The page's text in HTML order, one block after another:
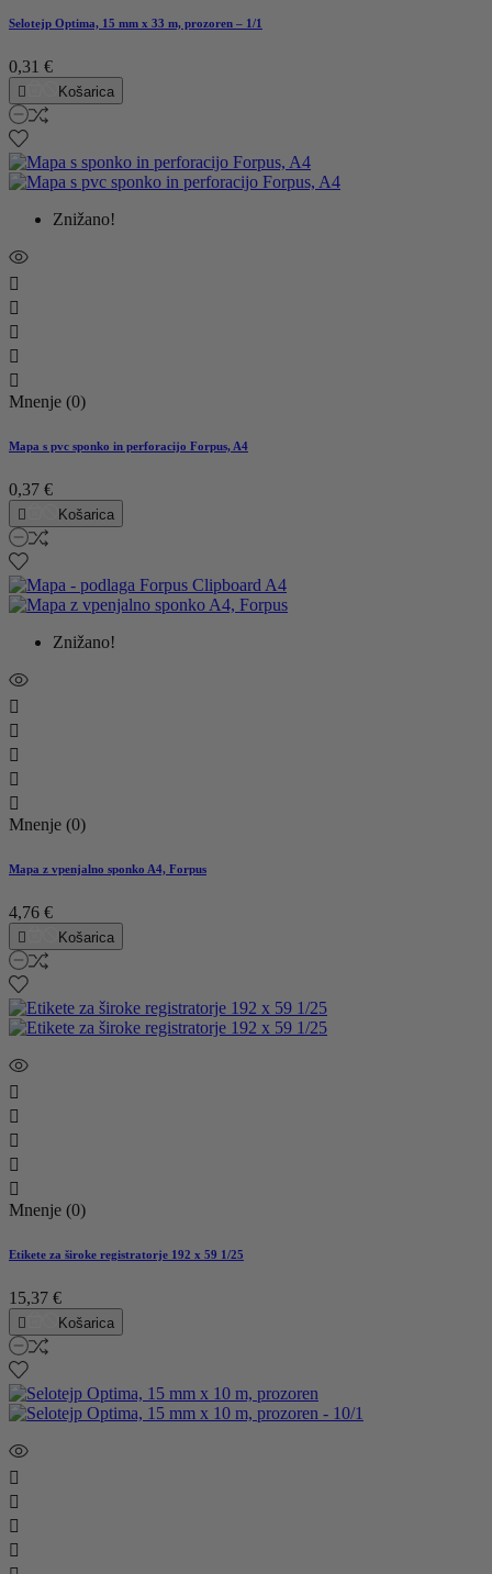
Selotejp Optima, 15 mm x 33 m, prozoren – 1/1
0,31 €
 Košarica
Znižano!





Mnenje (0)
Mapa s pvc sponko in perforacijo Forpus, A4
0,37 €
 Košarica
Znižano!





Mnenje (0)
Mapa z vpenjalno sponko A4, Forpus
4,76 €
 Košarica





Mnenje (0)
Etikete za široke registratorje 192 x 59 1/25
15,37 €
 Košarica



